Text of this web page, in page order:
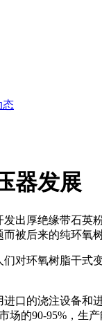
态
器发展
出厚绝缘带石
被后来的纯环氧
对环氧树脂干式
口的浇注设备和
场的90-95%，生